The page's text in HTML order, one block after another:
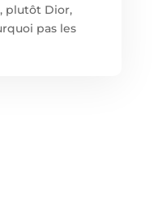
plutôt Dior,
pas les